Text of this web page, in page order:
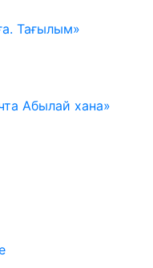
Тағылым»
Абылай хана»